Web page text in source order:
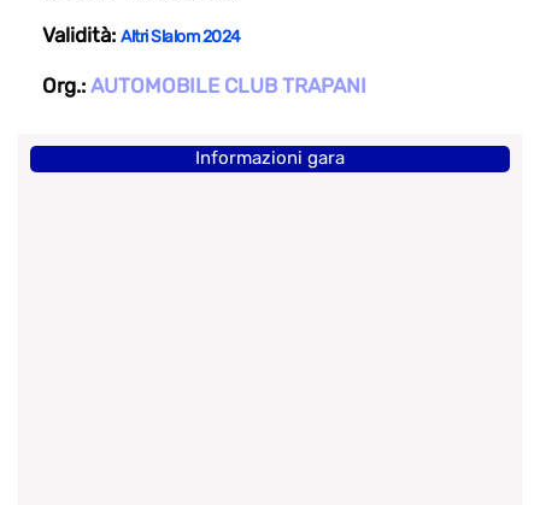
Validità: Altri Slalom 2024
Org.: AUTOMOBILE CLUB TRAPANI
Informazioni gara